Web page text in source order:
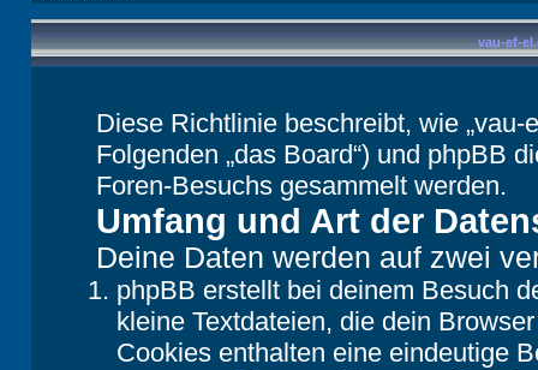
vau-ef-
Diese Richtlinie beschreibt, wie
Folgenden „das Board“) und phpBB
Foren-Besuchs gesammelt werden.
Umfang und Art der
Deine Daten werden auf zwei
phpBB erstellt bei deinem Besuch
kleine Textdateien, die dein
Cookies enthalten eine eindeutige